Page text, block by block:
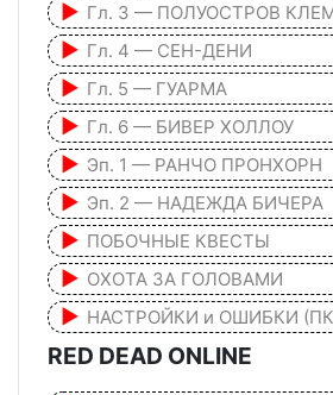
Гл. 3 — ПОЛУОСТРОВ
Гл. 4 — СЕН-ДЕНИ
Гл. 5 — ГУАРМА
Гл. 6 — БИВЕР ХОЛЛОУ
Эп. 1 — РАНЧО ПРОНХОРН
Эп. 2 — НАДЕЖДА БИЧЕРА
ПОБОЧНЫЕ КВЕСТЫ
ОХОТА ЗА ГОЛОВАМИ
НАСТРОЙКИ и ОШИБКИ
RED DEAD ONLINE